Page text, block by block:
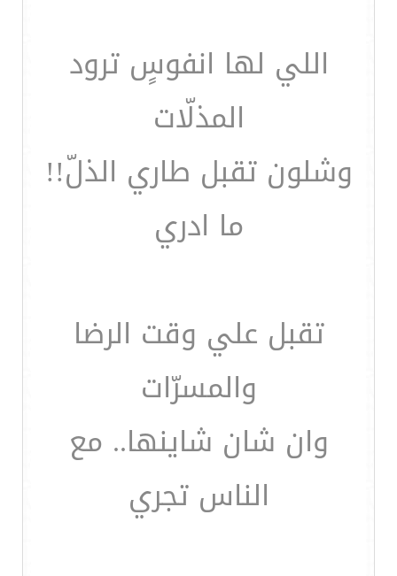
اللي لها انفوسٍ ترود
المذلّات
وشلون تقبل طاري الذلّ!!
ما ادري
تقبل علي وقت الرضا
والمسرّات
وان شان شاينها.. مع
الناس تجري